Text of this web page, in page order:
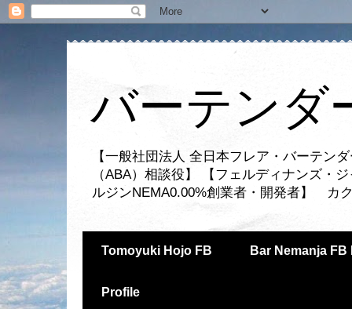
バーテンダ
【一般社団法人 全日本フレア・バーテン
（ABA）相談役】 【フェルディナンズ・
ルジンNEMA0.00%創業者・開発者】 カ
Tomoyuki Hojo FB Bar Nemanja FB
Profile